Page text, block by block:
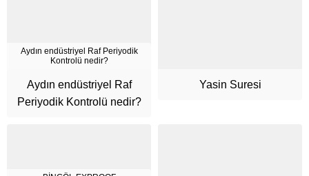
Aydın endüstriyel Raf Periyodik
Kontrolü nedir?
Aydın endüstriyel Raf
Periyodik Kontrolü nedir?
Yasin Suresi